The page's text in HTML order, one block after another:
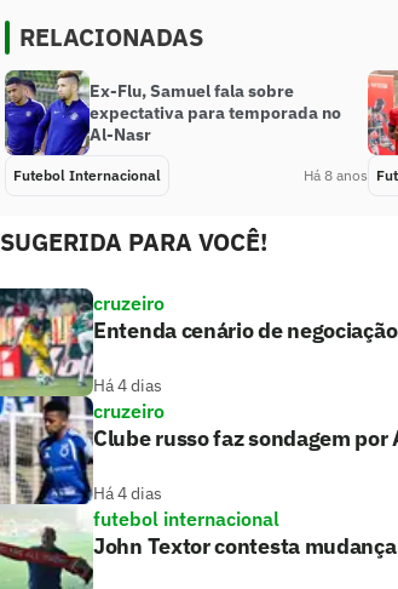
RELACIONADAS
Ex-Flu, Samuel fala sobre
expectativa para temporada no
Al-Nasr
Futebol Internacional Há 8 anos
SUGERIDA PARA VOCÊ!
cruzeiro
Entenda cenário de
Há 4 dias
cruzeiro
Clube russo faz sondagem por
Há 4 dias
futebol internacional
John Textor contesta